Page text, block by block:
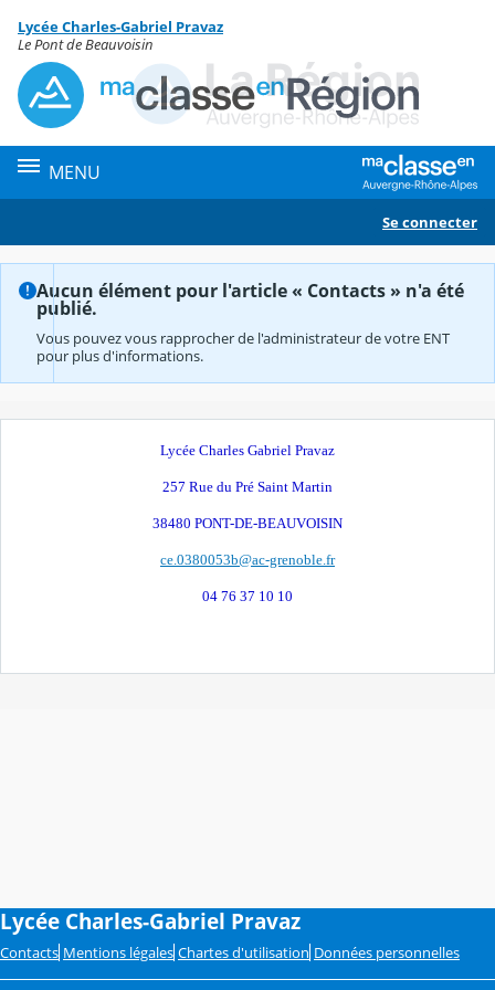
Contenu
Lycée Charles-Gabriel Pravaz
Le Pont de Beauvoisin
MENU
Se connecter
Aucun élément pour l'article « Contacts » n'a été
publié.
Vous pouvez vous rapprocher de l'administrateur de votre ENT
pour plus d'informations.
Lycée Charles Gabriel Pravaz
257 Rue du Pré Saint Martin
38480 PONT-DE-BEAUVOISIN
ce.0380053b@ac-grenoble.fr
04 76 37 10 10
Lycée Charles-Gabriel Pravaz
Contacts Mentions légales Chartes d'utilisation Données personnelles